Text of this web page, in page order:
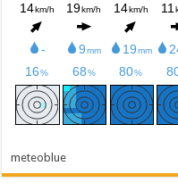
meteoblue